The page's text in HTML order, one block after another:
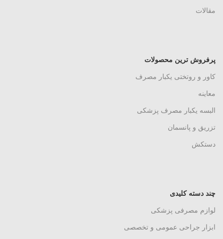
مقالات
پرفروش ترین محصولات
کاور و روتختی یکبار مصرف
معاینه
البسه یکبار مصرف پزشکی
تزریق و پانسمان
دستکش
چند دسته کلیدی
لوازم مصرفی پزشکی
ابزار جراحی عمومی و تخصصی